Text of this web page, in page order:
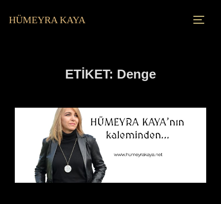
HÜMEYRA KAYA
ETIKET: Denge